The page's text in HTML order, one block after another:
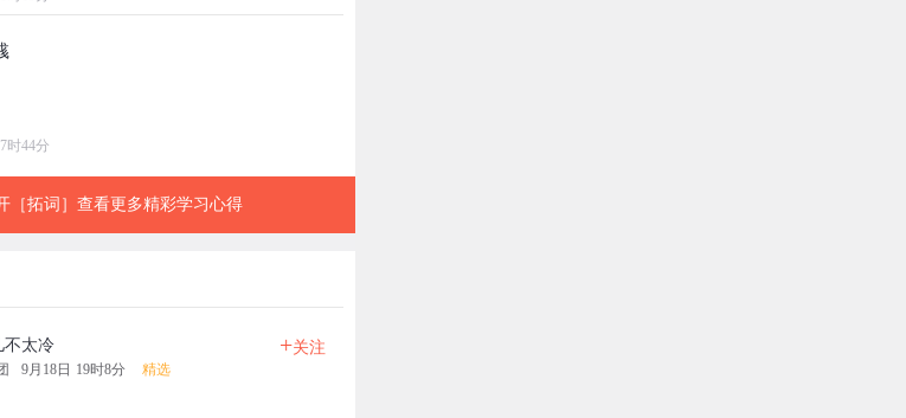
时44分
［拓词］查看更多精彩学习心得
不太冷
9月18日 19时8分 精选
+关注